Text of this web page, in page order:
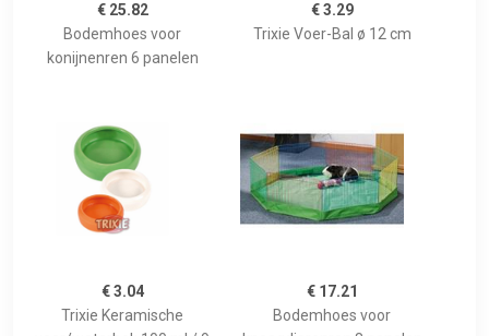
€ 25.82
Bodemhoes voor
konijnenren 6 panelen
€ 3.29
Trixie Voer-Bal ø 12 cm
€ 3.04
Trixie Keramische
€ 17.21
Bodemhoes voor